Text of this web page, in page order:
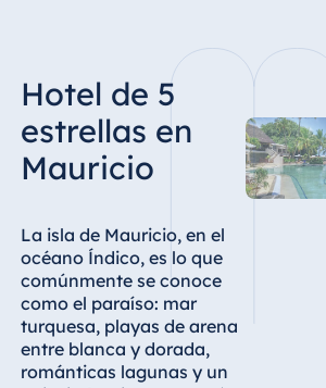
Hotel Dresden
Hotel Düsseldorf
Hotel Frankfurt
Hotel am
Fulda
Airport Hotel
Hannover
Hotel Ingolstadt
Hotel Bellevue
Kiel
Hotel de 5
estrellas en
Mauricio
La isla de Mauricio, en el
océano Índico, es lo que
comúnmente se conoce
como el paraíso: mar
turquesa, playas de arena
entre blanca y dorada,
románticas lagunas y un